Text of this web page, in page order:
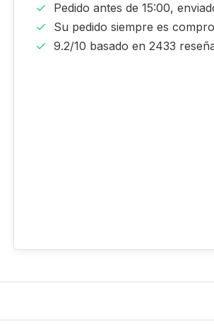
Pedido antes de 15:00,
Su pedido siempre es
9.2/10 basado en 2433